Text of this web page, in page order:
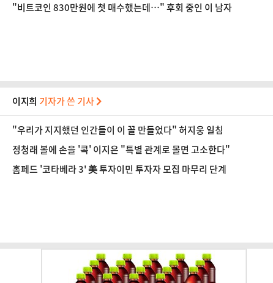
"비트코인 830만원에 첫 매수했는데…" 후회 중인 이 남자
이지희 기자가 쓴 기사
"우리가 지지했던 인간들이 이 꼴 만들었다" 허지웅 일침
정청래 볼에 손을 '콕' 이지은 "특별 관계로 몰면 고소한다"
홈페드 '코타베라 3' 美 투자이민 투자자 모집 마무리 단계